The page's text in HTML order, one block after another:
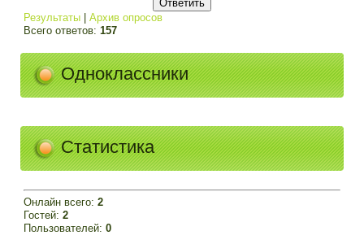
Результаты |Архив опросов
Всего ответов:157
Одноклассники
Статистика
Онлайн всего:2
Гостей:2
Пользователей:0